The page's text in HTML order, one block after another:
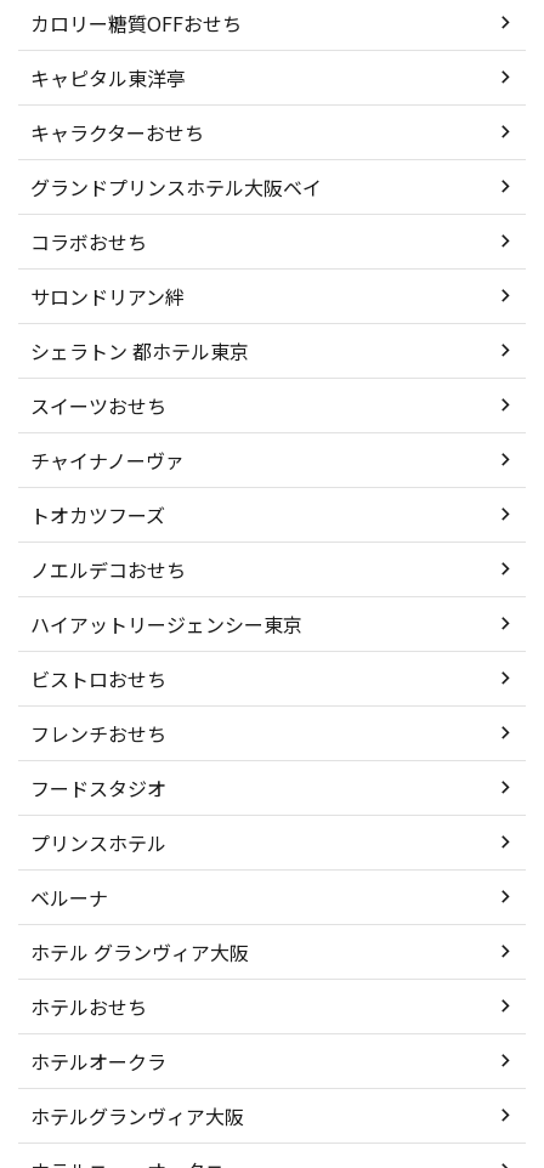
カロリー糖質OFFおせち
キャピタル東洋亭
キャラクターおせち
グランドプリンスホテル大阪ベイ
コラボおせち
サロンドリアン絆
シェラトン 都ホテル東京
スイーツおせち
チャイナノーヴァ
トオカツフーズ
ノエルデコおせち
ハイアットリージェンシー東京
ビストロおせち
フレンチおせち
フードスタジオ
プリンスホテル
ベルーナ
ホテル グランヴィア大阪
ホテルおせち
ホテルオークラ
ホテルグランヴィア大阪